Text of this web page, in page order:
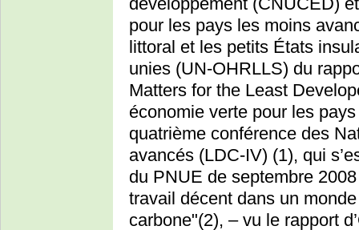
pour les pays les moins
littoral et les petits États
unies (UN-OHRLLS) du
Matters for the Least
économie verte pour les
quatrième conférence des
avancés (LDC-IV) (1), qui
du PNUE de septembre
travail décent dans un
carbone"(2), – vu le rapport